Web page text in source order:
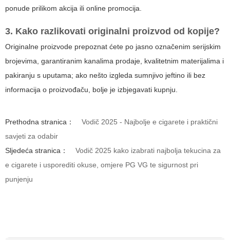
ponude prilikom akcija ili online promocija.
3. Kako razlikovati originalni proizvod od kopije?
Originalne proizvode prepoznat ćete po jasno označenim serijskim
brojevima, garantiranim kanalima prodaje, kvalitetnim materijalima i
pakiranju s uputama; ako nešto izgleda sumnjivo jeftino ili bez
informacija o proizvođaču, bolje je izbjegavati kupnju.
Prethodna stranica：
Vodič 2025 - Najbolje e cigarete i praktični
savjeti za odabir
Sljedeća stranica：
Vodič 2025 kako izabrati najbolja tekucina za
e cigarete i usporediti okuse, omjere PG VG te sigurnost pri
punjenju